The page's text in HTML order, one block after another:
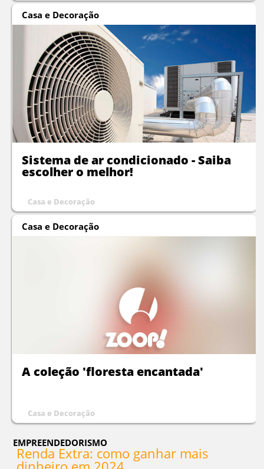
Casa e Decoração
Sistema de ar condicionado - Saiba
escolher o melhor!
Casa e Decoração
Casa e Decoração
A coleção 'floresta encantada'
Casa e Decoração
EMPREENDEDORISMO
Renda Extra: como ganhar mais